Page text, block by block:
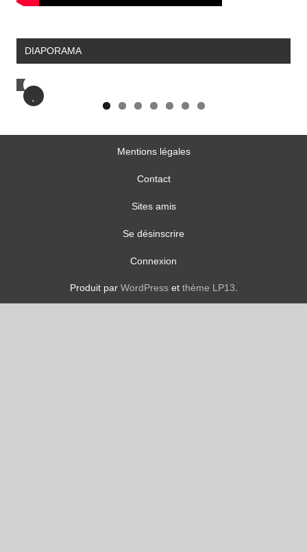
DIAPORAMA
Mentions légales
Contact
Sites amis
Se désinscrire
Connexion
Produit par WordPresset thème LP13